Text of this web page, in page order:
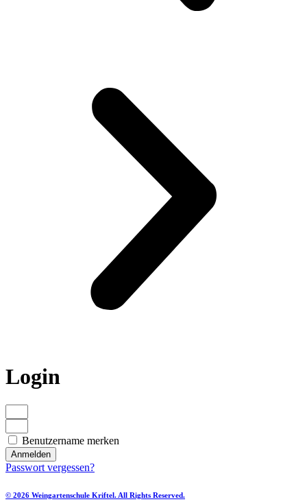
Login
Benutzername merken
Anmelden
Passwort vergessen?
© 2026 Weingartenschule Kriftel. All Rights Reserved.